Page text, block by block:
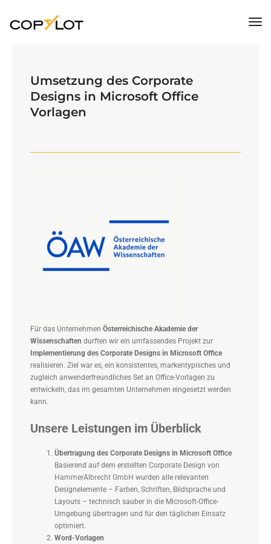
Umsetzung des Corporate
Designs in Microsoft Office
Vorlagen
Für das Unternehmen Österreichische Akademie der
Wissenschaften durften wir ein umfassendes Projekt zur
Implementierung des Corporate Designs in Microsoft Office
realisieren. Ziel war es, ein konsistentes, markentypisches und
zugleich anwenderfreundliches Set an Office-Vorlagen zu
entwickeln, das im gesamten Unternehmen eingesetzt werden
kann.
Unsere Leistungen im Überblick
Übertragung des Corporate Designs in Microsoft Office
Basierend auf dem erstellten Corporate Design von
HammerAlbrecht GmbH wurden alle relevanten
Designelemente – Farben, Schriften, Bildsprache und
Layouts – technisch sauber in die Microsoft-Office-
Umgebung übertragen und für den täglichen Einsatz
optimiert.
Word-Vorlagen